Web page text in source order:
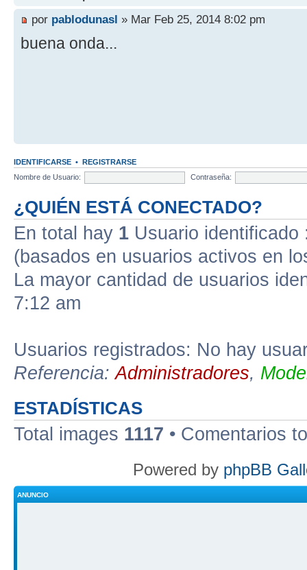
por pablodunasl » Mar Feb 25, 2014 8:02 pm
buena onda...
IDENTIFICARSE • REGISTRARSE
Nombre de Usuario:
Contraseña:
¿QUIÉN ESTÁ CONECTADO?
En total hay 1 Usuario
(basados en usuarios activos en
La mayor cantidad de usuarios
7:12 am
Usuarios registrados: No hay
Referencia:Administradores,
ESTADÍSTICAS
Total images 1117 • Comentarios
Powered by phpBB
ANUNCIO